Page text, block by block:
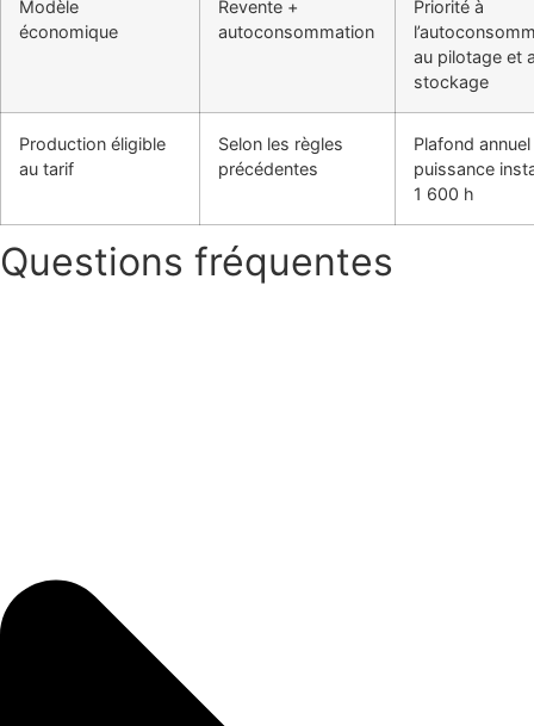
Modèle
économique
Revente +
autoconsommation
Priorité à
au pilotage et
stockage
Production éligible
au tarif
Selon les règles
précédentes
Plafond annuel
puissance
1 600 h
Questions fréquentes